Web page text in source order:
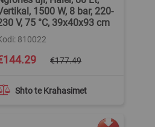
1500 W, 8 bar, 220-
V, 75 °C, 39x40x93 cm
810022
Shto te Krahasimet
€177.49